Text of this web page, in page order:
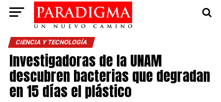
CIENCIA Y TECNOLOGÍA
Investigadoras de la UNAM
descubren bacterias que degradan
en 15 días el plástico